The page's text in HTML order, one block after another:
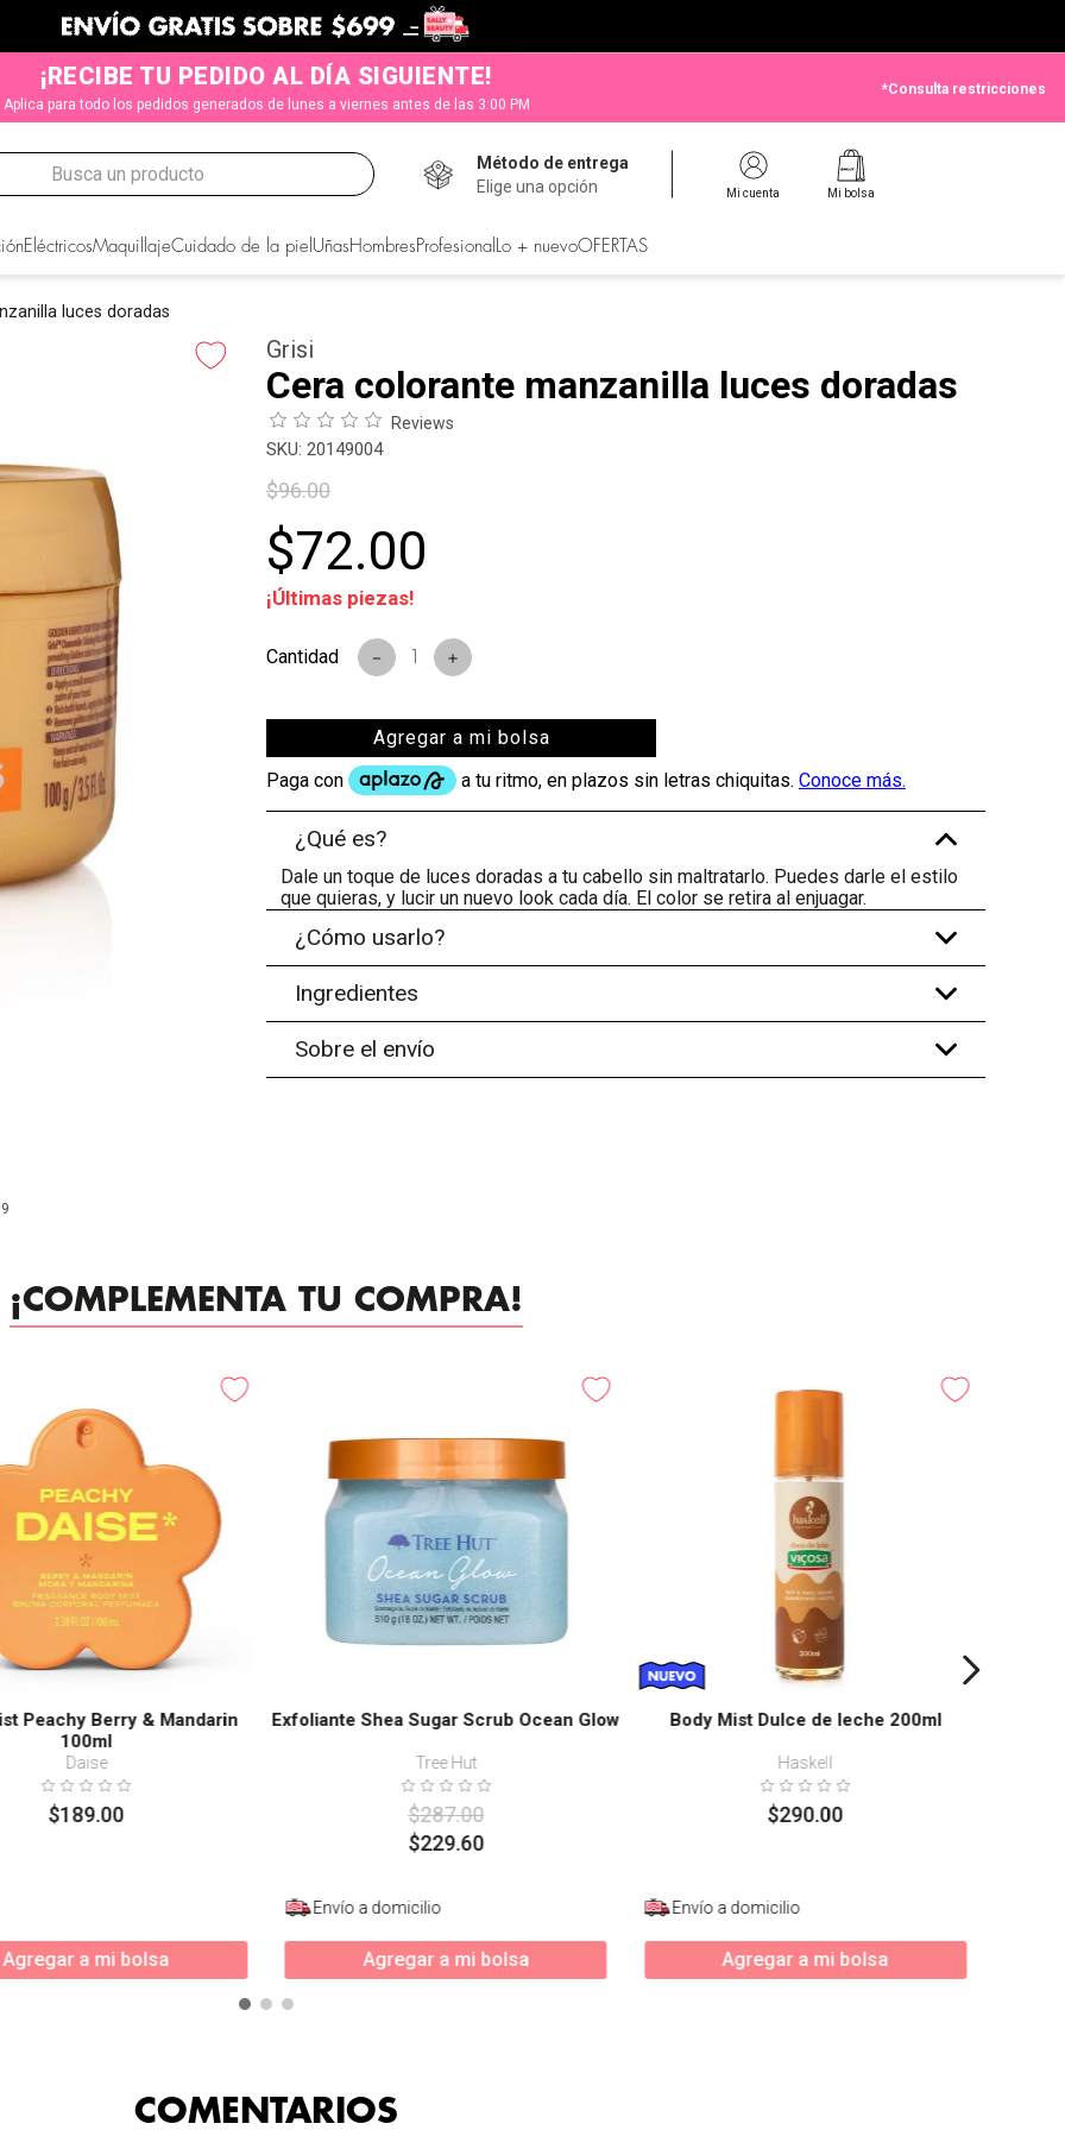
¡RECIBE TU PEDIDO AL DÍA SIGUIENTE!
Aplica para todo los pedidos generados de lunes a viernes antes de las 3:00 PM
*Consulta restricciones
Busca un producto
Método de entrega
Elige una opción
Mi cuenta Mi bolsa
EléctricosMaquillajeCuidado de la piel Uñas Hombres Profesional Lo + nuevoOFERTAS
luces doradas
Grisi
Cera colorante manzanilla luces doradas
Reviews
: 20149004
$96.00
$72.00
¡Últimas piezas!
＋
－
Agregar a mi bolsa
¿Qué es? -
Dale un toque de luces doradas a tu cabello sin maltratarlo. Puedes darle el estilo
que quieras, y lucir un nuevo look cada día. El color se retira al enjuagar.
¿Cómo usarlo? +
Ingredientes +
Sobre el envío +
¡COMPLEMENTA TU COMPRA!
Peachy Berry & Mandarin
100ml
Daise
$189.00
Agregar a mi bolsa
Exfoliante Shea Sugar Scrub Ocean Glow
Tree Hut
$287.00
$229.60
Envío a domicilio
Agregar a mi bolsa
Body Mist Dulce de leche 200ml
Haskell
$290.00
Envío a domicilio
Agregar a mi bolsa
COMENTARIOS